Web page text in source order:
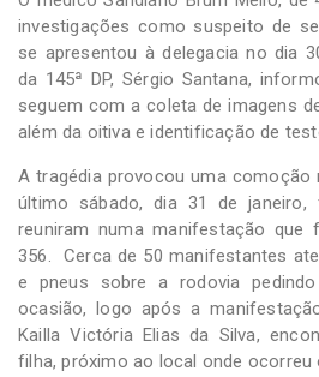
investigações como suspeito de
se apresentou à delegacia no dia
da 145ª DP, Sérgio Santana,
seguem com a coleta de imagens
além da oitiva e identificação de
A tragédia provocou uma comoção
último sábado, dia 31 de
reuniram numa manifestação que
356. Cerca de 50 manifestantes
e pneus sobre a rodovia
ocasião, logo após a
Kailla Victória Elias da Silva,
filha, próximo ao local onde ocorreu